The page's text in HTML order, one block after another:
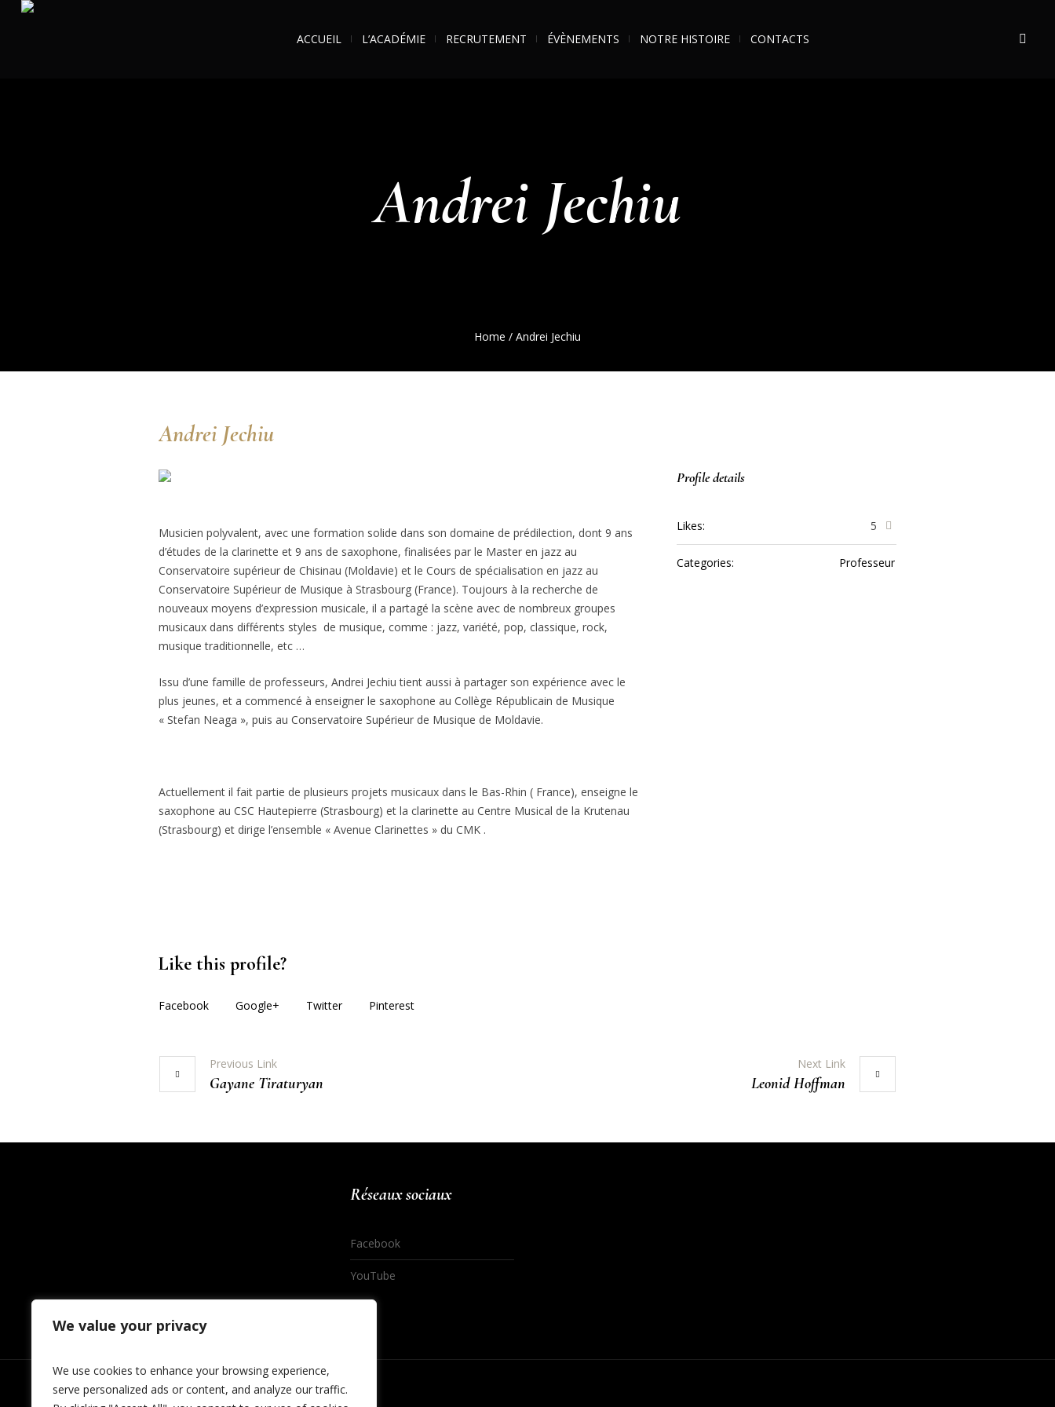
We value your privacy
We use cookies to enhance your browsing experience,
serve personalized ads or content, and analyze our traffic.
ACCUEIL L’ACADÉMIE RECRUTEMENT ÉVÈNEMENTS NOTRE HISTOIRE CONTACTS
Andrei Jechiu
Home / Andrei Jechiu
Andrei Jechiu
Musicien polyvalent, avec une formation solide dans son domaine de prédilection, dont 9 ans
d’études de la clarinette et 9 ans de saxophone, finalisées par le Master en jazz au
Conservatoire supérieur de Chisinau (Moldavie) et le Cours de spécialisation en jazz au
Conservatoire Supérieur de Musique à Strasbourg (France). Toujours à la recherche de
nouveaux moyens d’expression musicale, il a partagé la scène avec de nombreux groupes
musicaux dans différents styles de musique, comme : jazz, variété, pop, classique, rock,
musique traditionnelle, etc …
Issu d’une famille de professeurs, Andrei Jechiu tient aussi à partager son expérience avec le
plus jeunes, et a commencé à enseigner le saxophone au Collège Républicain de Musique
« Stefan Neaga », puis au Conservatoire Supérieur de Musique de Moldavie.
Actuellement il fait partie de plusieurs projets musicaux dans le Bas-Rhin ( France), enseigne le
saxophone au CSC Hautepierre (Strasbourg) et la clarinette au Centre Musical de la Krutenau
(Strasbourg) et dirige l’ensemble « Avenue Clarinettes » du CMK .
Profile details
Likes: 5
Categories: Professeur
Like this profile?
Facebook Google+ Twitter Pinterest
Previous Link
Gayane Tiraturyan
Next Link
Leonid Hoffman
Réseaux sociaux
Facebook
YouTube